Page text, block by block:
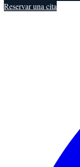
Reservar una cita